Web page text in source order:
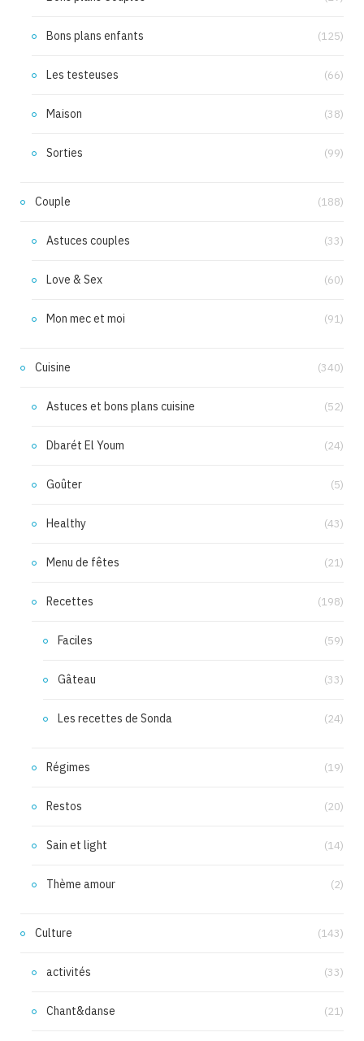
Bons plans enfants (125)
Les testeuses (66)
Maison (38)
Sorties (99)
Couple (188)
Astuces couples (33)
Love & Sex (60)
Mon mec et moi (91)
Cuisine (340)
Astuces et bons plans cuisine (52)
Dbarét El Youm (24)
Goûter (5)
Healthy (43)
Menu de fêtes (21)
Recettes (198)
Faciles (59)
Gâteau (33)
Les recettes de Sonda (24)
Régimes (19)
Restos (20)
Sain et light (14)
Thème amour (2)
Culture (143)
activités (33)
Chant&danse (21)